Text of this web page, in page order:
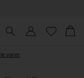
varer